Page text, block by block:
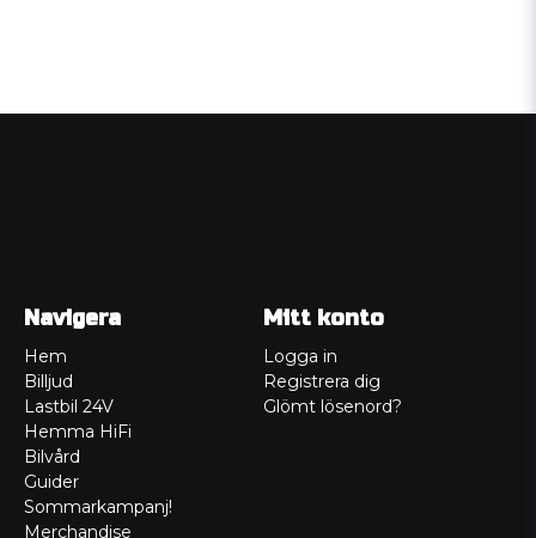
Navigera
Hem
Billjud
Lastbil 24V
Hemma HiFi
Bilvård
Guider
Sommarkampanj!
Merchandise
Mitt konto
Logga in
Registrera dig
Glömt lösenord?